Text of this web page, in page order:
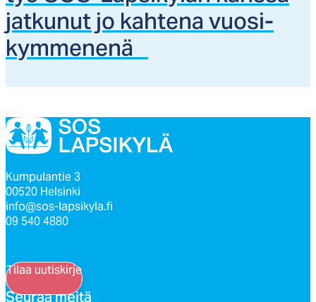
jat­ku­nut jo kah­te­na vuo­si­
kym­me­ne­nä
Kumpulantie 3
00520 Helsinki
info@sos-lapsikyla.fi
09 540 4880
Tilaa uutiskirje